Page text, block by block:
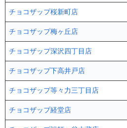
チョコザップ桜新町店
チョコザップ梅ヶ丘店
チョコザップ深沢四丁目店
チョコザップ下高井戸店
チョコザップ等々力三丁目店
チョコザップ経堂店